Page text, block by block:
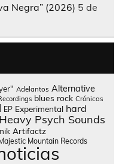
Negra” (2026) 5 de
Adelantos Alternative
blues rock Crónicas
EP Experimental hard
Heavy Psych Sounds
Artifactz
Majestic Mountain Records